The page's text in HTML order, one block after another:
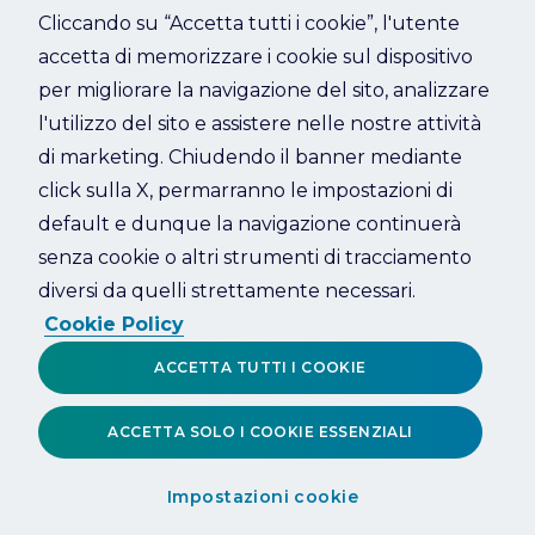
Refresh
Cliccando su “Accetta tutti i cookie”, l'utente
accetta di memorizzare i cookie sul dispositivo
per migliorare la navigazione del sito, analizzare
l'utilizzo del sito e assistere nelle nostre attività
di marketing. Chiudendo il banner mediante
click sulla X, permarranno le impostazioni di
default e dunque la navigazione continuerà
senza cookie o altri strumenti di tracciamento
diversi da quelli strettamente necessari.
Cookie Policy
Impostazioni cookie
ACCETTA SOLO I COOKIE ESSENZIALI
ACCETTA TUTTI I COOKIE